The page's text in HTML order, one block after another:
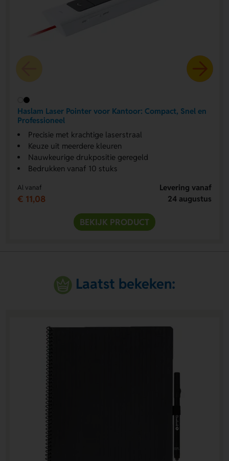
Haslam Laser Pointer voor Kantoor: Compact, Snel en
Professioneel
Precisie met krachtige laserstraal
Keuze uit meerdere kleuren
Nauwkeurige drukpositie geregeld
Bedrukken vanaf 10 stuks
Al vanaf
€ 11,08
Levering vanaf
24 augustus
BEKIJK PRODUCT
Laatst bekeken: